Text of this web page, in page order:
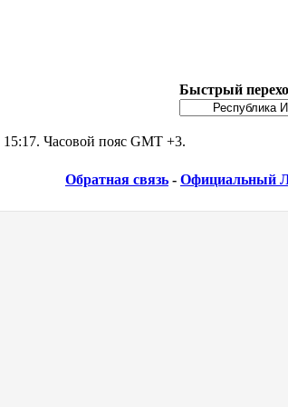
Быстрый
15:17. Часовой пояс GMT +3.
Обратная связь - Официальный